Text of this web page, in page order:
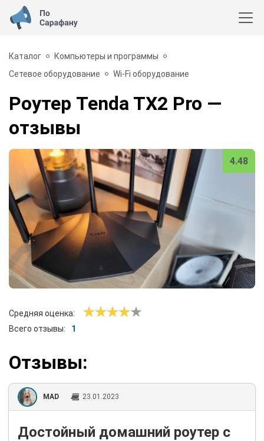
Каталог
Компьютеры и программы
Сетевое оборудование
Wi-Fi оборудование
Роутер Tenda TX2 Pro —
отзывы
4.48
Средняя оценка:
Всего отзывы:
1
Отзывы:
MAD 23.01.2023
Достойный домашний роутер с